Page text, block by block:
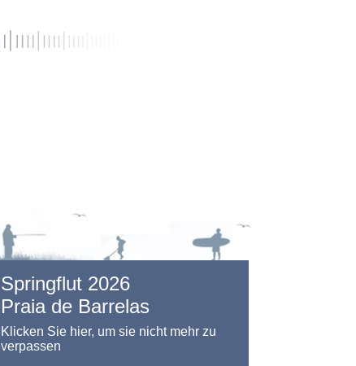
Springflut 2026
Praia de Barrelas
Klicken Sie hier, um sie nicht mehr zu
verpassen